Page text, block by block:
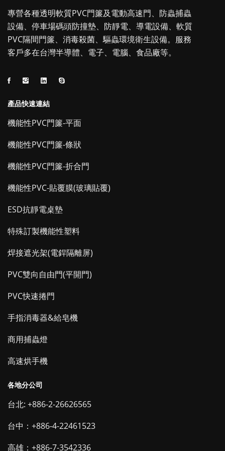
專營各種透明軟質PVC門簾及電動高速門、防蟲捕蟲
設備、停車場碼頭防撞墊、防靜電、導電設備、軟質
PVC隔間門簾、消毒殺菌、驅蟲環境衛生設備。服務
客戶多在台灣半導體、電子、電腦、食品廠等。
產品快速連結
機能性PVC門簾-平面
機能性PVC門簾-條狀
機能性PVC門簾-折合門
機能性PVC-貼覆膜(玻璃貼覆)
ESD抗靜電桌墊
特殊訂製機能性塑料
焊接遮光架(電銲隔離屏)
PVC雙向自由門(平開門)
PVC快速捲門
手指消毒器&給皂機
商用捕蟲燈
高速烘手機
各地分公司
台北: +886-2-26626565
台中：+886-4-22461523
高雄：+886-7-3542336